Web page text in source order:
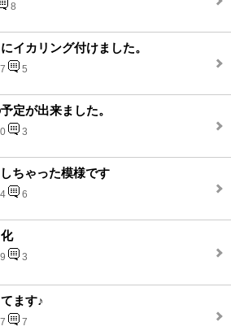
8
イカリング付けました。
5
定が出来ました。
3
ちゃった模様です
6
3
ます♪
7